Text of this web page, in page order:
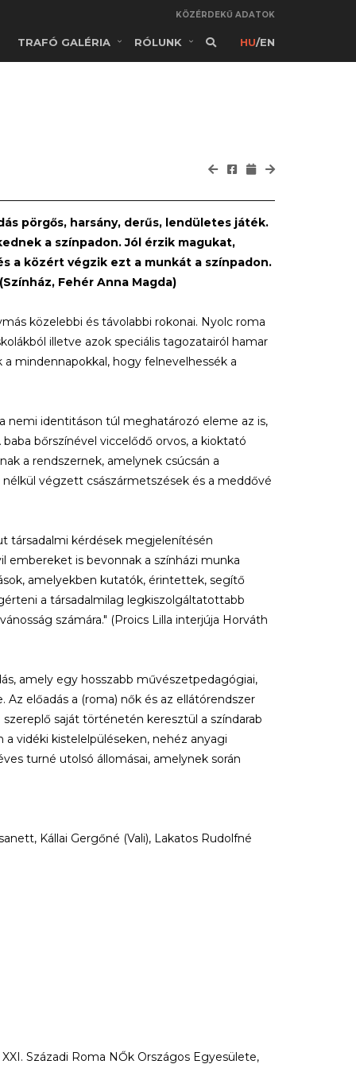
KÖZÉRDEKŰ ADATOK
TRAFÓ GALÉRIA RÓLUNK HU/EN
pörgős, harsány, derűs, lendületes játék.
a színpadon. Jól érzik magukat,
a közért végzik ezt a munkát a színpadon.
Fehér Anna Magda)
közelebbi és távolabbi rokonai. Nyolc roma
illetve azok speciális tagozatairól hamar
mindennapokkal, hogy felnevelhessék a
nemi identitáson túl meghatározó eleme az is,
bőrszínével viccelődő orvos, a kioktató
a rendszernek, amelynek csúcsán a
végzett császármetszések és a meddővé
társadalmi kérdések megjelenítésén
embereket is bevonnak a színházi munka
amelyekben kutatók, érintettek, segítő
a társadalmilag legkiszolgáltatottabb
számára." (Proics Lilla interjúja Horváth
amely egy hosszabb művészetpedagógiai,
előadás a (roma) nők és az ellátórendszer
saját történetén keresztül a színdarab
vidéki kistelelpüléseken, nehéz anyagi
turné utolsó állomásai, amelynek során
Kállai Gergőné (Vali), Lakatos Rudolfné
Századi Roma NŐk Országos Egyesülete,